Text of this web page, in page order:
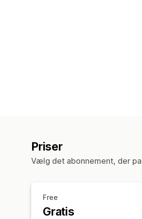
Priser
Vælg det abonnement, der
Free
Gratis